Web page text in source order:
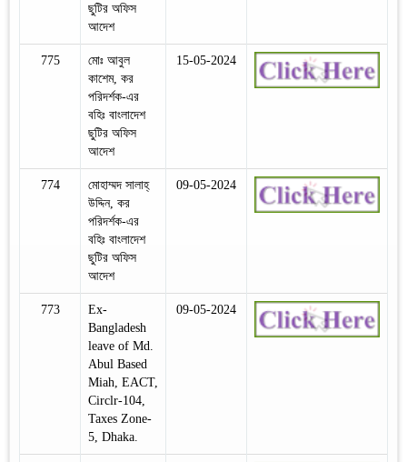
ছুটির অফিস
আদেশ
775
মোঃ আবুল
কাশেম, কর
পরিদর্শক-এর
বহিঃ বাংলাদেশ
ছুটির অফিস
আদেশ
15-05-2024
774
মোহাম্মদ সালাহ্‌
উদ্দিন, কর
পরিদর্শক-এর
বহিঃ বাংলাদেশ
ছুটির অফিস
আদেশ
09-05-2024
773
Ex-
Bangladesh
leave of Md.
Abul Based
Miah, EACT,
Circlr-104,
Taxes Zone-
5, Dhaka.
09-05-2024